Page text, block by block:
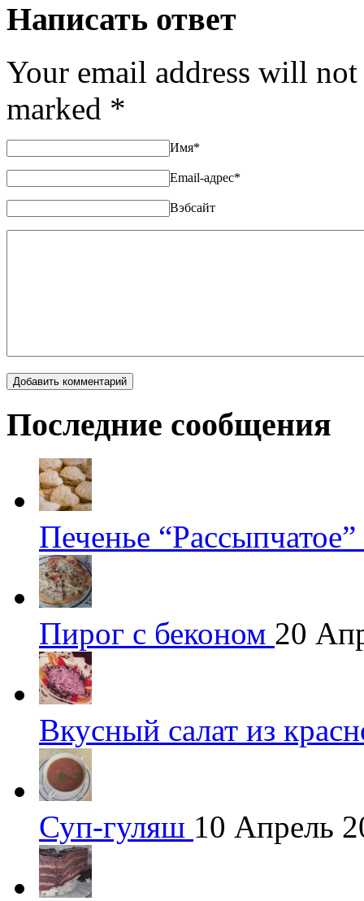
Написать ответ
Your email address will
marked *
Имя*
Email-адрес*
Вэбсайт
Последние сообщения
Печенье “Рассыпчатое”
Пирог с беконом 20
Вкусный салат из
Суп-гуляш 10 Апрель